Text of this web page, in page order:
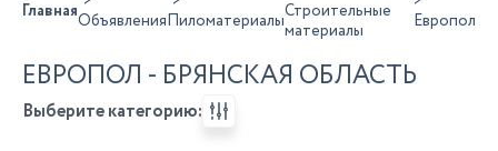
ГлавнаяОбъявленияПиломатериалыСтроительные
материалы
Европол
ЕВРОПОЛ - БРЯНСКАЯ ОБЛАСТЬ
Выберите категорию: